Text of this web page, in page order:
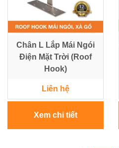
Chân L Lắp Mái Ngói
Điện Mặt Trời (Roof
Hook)
Liên hệ
Xem chi tiết